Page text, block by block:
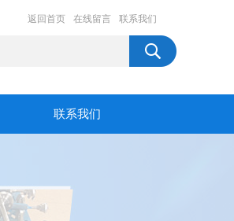
返回首页 在线留言 联系我们
联系我们